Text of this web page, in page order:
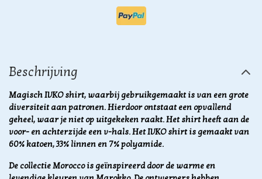
Beschrijving
Magisch IVKO shirt, waarbij gebruikgemaakt is van een grote
diversiteit aan patronen. Hierdoor ontstaat een opvallend
geheel, waar je niet op uitgekeken raakt. Het shirt heeft aan de
voor- en achterzijde een v-hals. Het IVKO shirt is gemaakt van
60% katoen, 33% linnen en 7% polyamide.
De collectie Morocco is geïnspireerd door de warme en